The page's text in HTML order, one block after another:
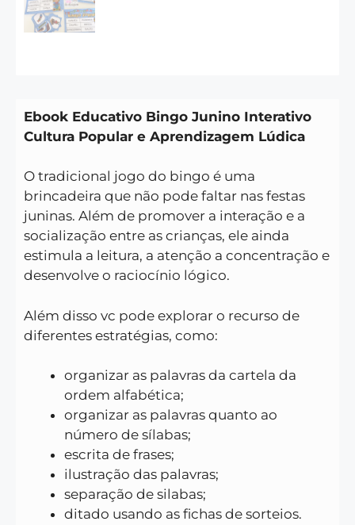
Ebook Educativo Bingo Junino Interativo
Cultura Popular e Aprendizagem Lúdica
O tradicional jogo do bingo é uma
brincadeira que não pode faltar nas festas
juninas. Além de promover a interação e a
socialização entre as crianças, ele ainda
estimula a leitura, a atenção a concentração e
desenvolve o raciocínio lógico.
Além disso vc pode explorar o recurso de
diferentes estratégias, como:
organizar as palavras da cartela da
ordem alfabética;
organizar as palavras quanto ao
número de sílabas;
escrita de frases;
ilustração das palavras;
separação de silabas;
ditado usando as fichas de sorteios.